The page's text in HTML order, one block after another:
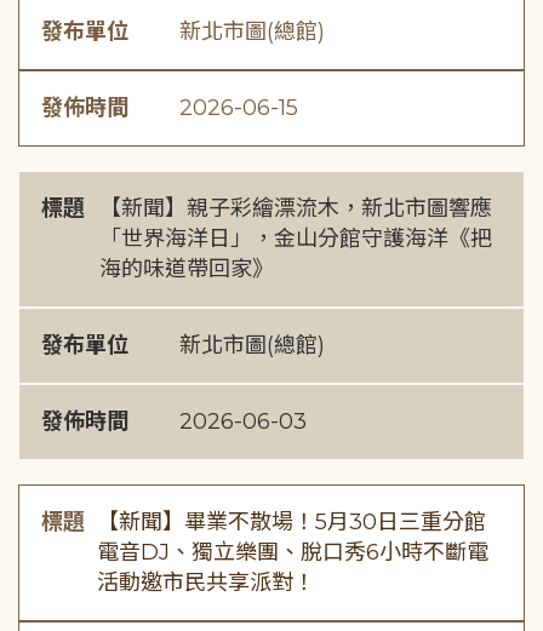
發布單位 新北市圖(總館)
發佈時間 2026-06-15
標題
【新聞】親子彩繪漂流木，新北市圖響應
「世界海洋日」，金山分館守護海洋《把
海的味道帶回家》
發布單位 新北市圖(總館)
發佈時間 2026-06-03
標題
【新聞】畢業不散場！5月30日三重分館
電音DJ、獨立樂團、脫口秀6小時不斷電
活動邀市民共享派對！